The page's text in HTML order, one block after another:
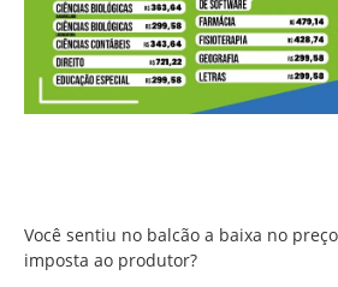
Você sentiu no balcão a baixa no
imposta ao produtor?